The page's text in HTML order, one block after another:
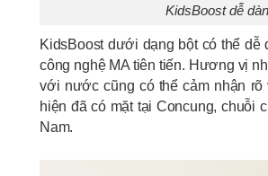
KidsBoost dễ
KidsBoost dưới dạng bột có thể
công nghệ MA tiên tiến. Hương vị
với nước cũng có thể cảm nhận
hiện đã có mặt tại Concung, chuỗi
Nam.